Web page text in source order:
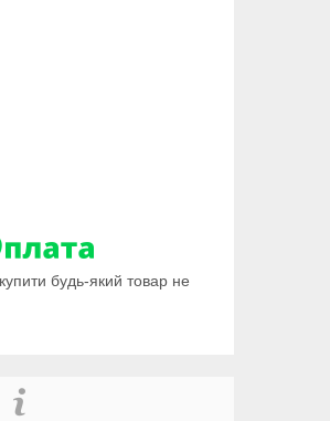
будь-який товар не